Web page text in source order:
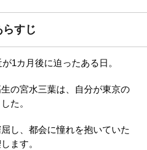
すじ
1カ月後に迫ったある日。
の宮水三葉は、自分が東京の
た。
し、都会に憧れを抱いていた
ます。